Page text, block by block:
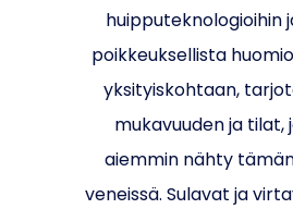
huipputeknologioihin
poikkeuksellista
yksityiskohtaan,
mukavuuden ja tilat,
aiemmin nähty
veneissä. Sulavat ja